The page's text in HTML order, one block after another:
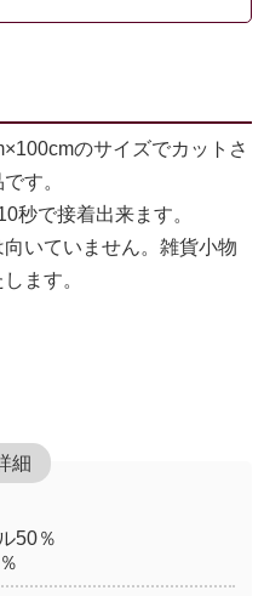
のサイズでカットさ
す。
秒で接着出来ます。
いていません。雑貨小物
ます。
細
50％